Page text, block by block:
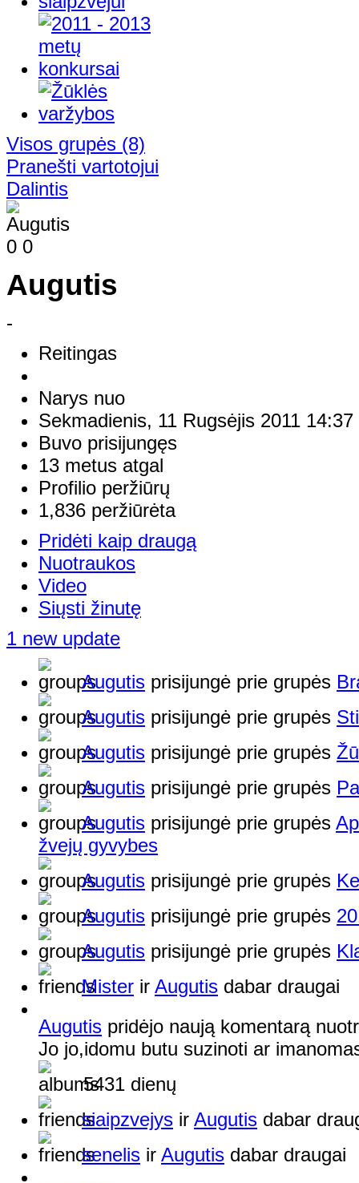
Visos grupės (8)
Pranešti vartotojui
Dalintis
0 0
Augutis
-
Reitingas
Narys nuo
Sekmadienis, 11 Rugsėjis 2011 14:37
Buvo prisijungęs
13 metus atgal
Profilio peržiūrų
1,836 peržiūrėta
Pridėti kaip draugą
Nuotraukos
Video
Siųsti žinutę
1 new update
Augutis prisijungė prie grupės
Augutis prisijungė prie grupės
Augutis prisijungė prie grupės
Augutis prisijungė prie grupės
Augutis prisijungė prie grupės
žvejų gyvybes
Augutis prisijungė prie grupės
Augutis prisijungė prie grupės
Augutis prisijungė prie grupės
Mister ir Augutis dabar draugai
Augutis pridėjo naują komentarą
Jo jo,idomu butu suzinoti ar
5431 dienų
siaipzvejys ir Augutis dabar
senelis ir Augutis dabar draugai